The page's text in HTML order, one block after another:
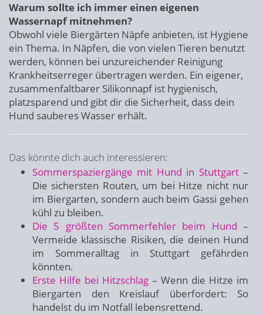
Warum sollte ich immer einen eigenen
Wassernapf mitnehmen?
Obwohl viele Biergärten Näpfe anbieten, ist Hygiene
ein Thema. In Näpfen, die von vielen Tieren benutzt
werden, können bei unzureichender Reinigung
Krankheitserreger übertragen werden. Ein eigener,
zusammenfaltbarer Silikonnapf ist hygienisch,
platzsparend und gibt dir die Sicherheit, dass dein
Hund sauberes Wasser erhält.
Das könnte dich auch interessieren:
Sommerspaziergänge mit Hund in Stuttgart–
Die sichersten Routen, um bei Hitze nicht nur
im Biergarten, sondern auch beim Gassi gehen
kühl zu bleiben.
Die 5 größten Sommerfehler beim Hund –
Vermeide klassische Risiken, die deinen Hund
im Sommeralltag in Stuttgart gefährden
könnten.
Erste Hilfe bei Hitzschlag – Wenn die Hitze im
Biergarten den Kreislauf überfordert: So
handelst du im Notfall lebensrettend.